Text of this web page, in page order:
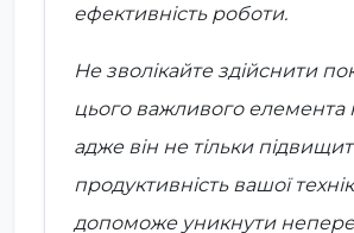
ефективність роботи.
Не зволікайте здійснити
цього важливого елемента
адже він не тільки
продуктивність вашої
допоможе уникнути